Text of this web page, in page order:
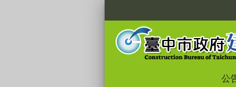
公